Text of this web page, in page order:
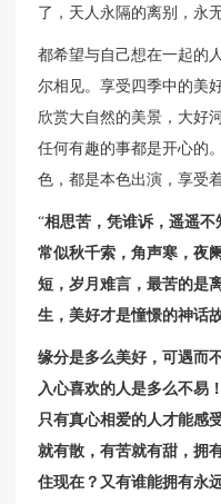
了，天人永隔的离别，永
都希望与自己想在一起的
尔相见。享受四季中的美
欣赏大自然的美景，大好
任何有趣的事都是开心的
色，都是本色出演，享受
“相思苦，凭谁诉，遥遥
常似秋千索，角声寒，夜
短，岁月难言，最苦的是
生，美好才是憧憬的神话故
缘分是多么美好，可遇而
入心喜欢的人是多么不易
只有真心相爱的人才能感
就有散，有苦就有甜，拥
住现在？又有谁能拥有永